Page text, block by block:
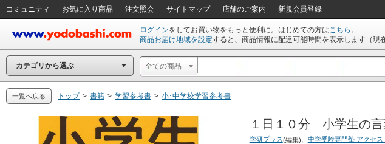
コミュニティ お気に入り商品 注文照会 サイトマップ 店舗のご案内 新規会員登録
ログインをしてお買い物をもっと便利に。はじめての方はこちら 。
商品お届け地域を設定すると、商品情報に配達可能時間を表示します（現
カテゴリから選ぶ 全ての商品
一覧へ戻る トップ > 書籍 > 学習参考書 > 小･中学校学習参考書
１日１０分 小学生の言
学研プラス(編集) 中学受験専門塾 アクセス